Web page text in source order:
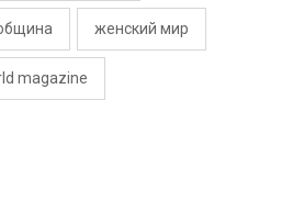
женский мир
magazine